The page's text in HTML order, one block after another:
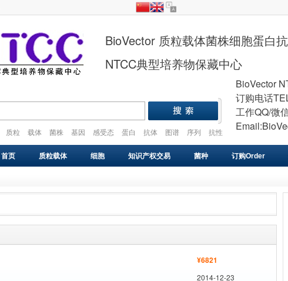
BioVector 质粒载体菌株细胞蛋白
NTCC典型培养物保藏中心
质粒 载体 菌株 基因 感受态 蛋白 抗体 图谱 序列
抗性
BioVector
订购电话
工作QQ/微
首页 质粒载体 细胞 知识产权交易 菌种 订购Order
¥6821
2014-12-23